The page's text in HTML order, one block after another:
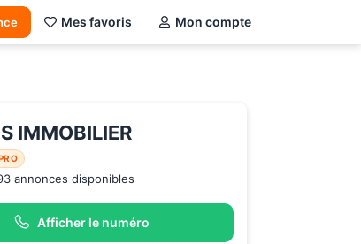
Mes favoris Mon compte
IMMOBILIER
annonces disponibles
Afficher le numéro